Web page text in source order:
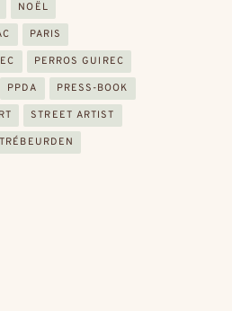
NOËL
PARIS
PERROS GUIREC
PPDA PRESS-BOOK
STREET ARTIST
TRÉBEURDEN